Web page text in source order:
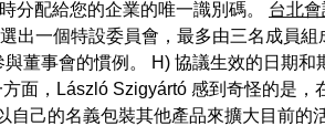
分配給您的企業的唯一識別碼。 台北會
出一個特設委員會，最多由三名成員組
董事會的慣例。 H) 協議生效的日期和
面，László Szigyártó 感到奇怪的是，
己的名義包裝其他產品來擴大目前的